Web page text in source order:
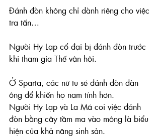
Đánh đòn không chỉ dành riêng cho việc
tra tấn…
Người Hy Lạp cổ đại bị đánh đòn trước
khi tham gia Thế vận hội.
Ở Sparta, các nữ tu sẽ đánh đòn đàn
ông để khiến họ nam tính hơn.
Người Hy Lạp và La Mã coi việc đánh
đòn bằng cây tầm ma vào mông là biểu
hiện của khả năng sinh sản.